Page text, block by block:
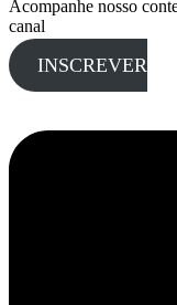
Acompanhe nosso
canal
INSCREVER